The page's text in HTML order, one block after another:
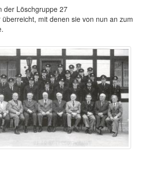
der Löschgruppe 27
mit denen sie von nun an zum